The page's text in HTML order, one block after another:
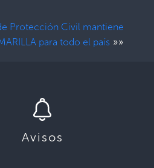
Protección Civil mantiene
para todo el país »»
Avisos